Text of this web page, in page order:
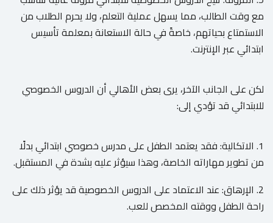
مع وقت الطالب، مما يسهل عملية التعلم، ولا يحرم الطلاب من
الاستمتاع بحياتهم، خاصةً في حالة الاستعانة بمعلمة تأسيس
ابتدائي عبر الإنترنت.
لكن على الجانب الآخر، يرى بعض الأهالي أن الدروس الخصوصي
للابتدائي قد تؤدي إلى:
1. الاتكالية: فقد يعتمد الطفل على مدرس خصوصي ابتدائي بدلًا
من تطوير مهاراته الخاصة، وهذا سيؤثر عليه بشدة في المستقبل.
2. الإرهاق: عند الاعتماد على الدروس الخصوصية قد يؤثر ذلك على
راحة الطفل ووقته المخصص للعب.